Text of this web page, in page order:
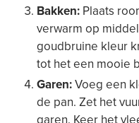
Bakken: Plaats
verwarm op
goudbruine kleur
tot het een mooie
Garen:Voeg een
de pan. Zet het
garen. Keer het